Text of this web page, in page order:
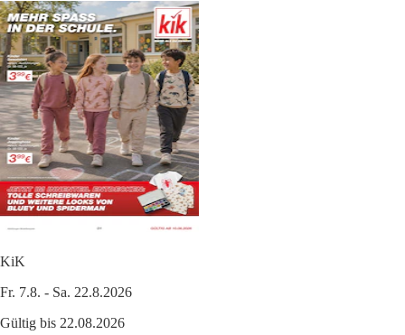
KiK
Fr. 7.8. - Sa. 22.8.2026
Gültig bis 22.08.2026